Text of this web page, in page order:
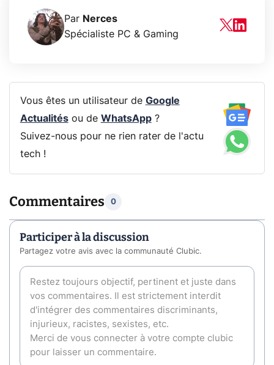
Par Nerces
Spécialiste PC & Gaming
Vous êtes un utilisateur de Google
Actualitésou de WhatsApp?
Suivez-nous pour ne rien rater de l'actu
tech !
Commentaires 0
Participer à la discussion
Partagez votre avis avec la communauté Clubic.